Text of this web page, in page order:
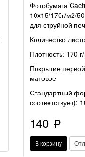
Фотобумага
10x15/170г/м2/
для струйной
Количество
Плотность: 170
Покрытие
матовое
Стандартный
соответствует):
140 p
В корзину